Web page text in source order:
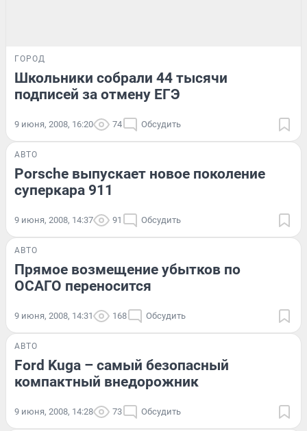
ГОРОД
Школьники собрали 44 тысячи
подписей за отмену ЕГЭ
9 июня, 2008, 16:20 74 Обсудить
АВТО
Porsche выпускает новое поколение
суперкара 911
9 июня, 2008, 14:37 91 Обсудить
АВТО
Прямое возмещение убытков по
ОСАГО переносится
9 июня, 2008, 14:31 168 Обсудить
АВТО
Ford Kuga – самый безопасный
компактный внедорожник
9 июня, 2008, 14:28 73 Обсудить